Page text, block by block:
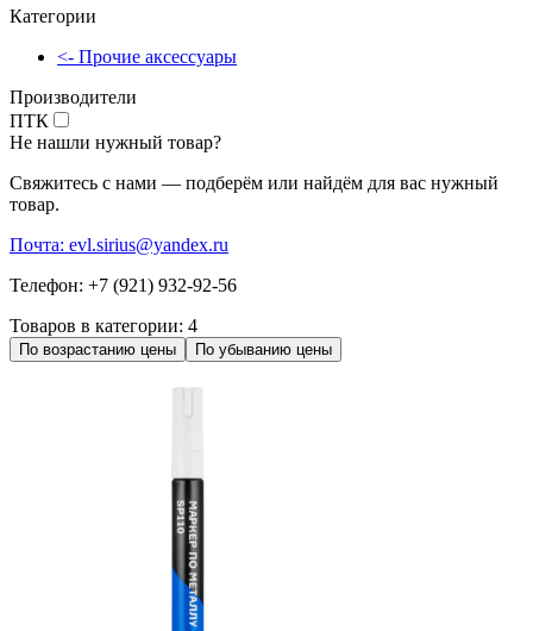
Категории
<- Прочие аксессуары
Производители
ПТК
Не нашли нужный товар?
Свяжитесь с нами — подберём или найдём для вас нужный
товар.
Почта: evl.sirius@yandex.ru
Телефон: +7 (921) 932-92-56
Товаров в категории: 4
По возрастанию цены По убыванию цены